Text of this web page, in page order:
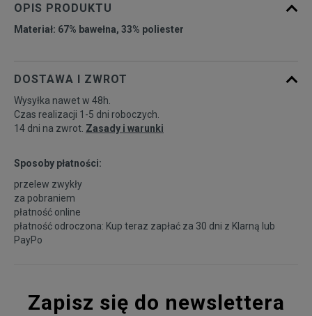
OPIS PRODUKTU
Materiał: 67% bawełna, 33% poliester
DOSTAWA I ZWROT
Wysyłka nawet w 48h.
Czas realizacji 1-5 dni roboczych.
14 dni na zwrot. Zasady i warunki
Sposoby płatności:
przelew zwykły
za pobraniem
płatność online
płatność odroczona: Kup teraz zapłać za 30 dni z Klarną lub
PayPo
Zapisz się do newslettera